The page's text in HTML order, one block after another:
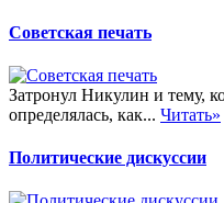
Советская печать
Затронул Никулин и тему,
определялась, как... Читать»
Политические дискуссии